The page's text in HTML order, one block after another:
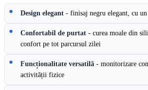
Design elegant - finisaj negru elegant, cu un
Confortabil de purtat - curea moale din
confort pe tot parcursul zilei
Funcționalitate versatilă - monitorizare
activității fizice